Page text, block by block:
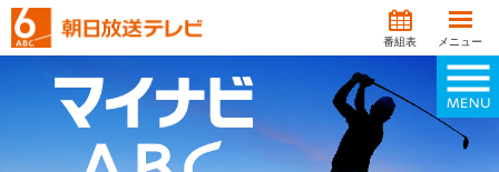
番組表 メニュー